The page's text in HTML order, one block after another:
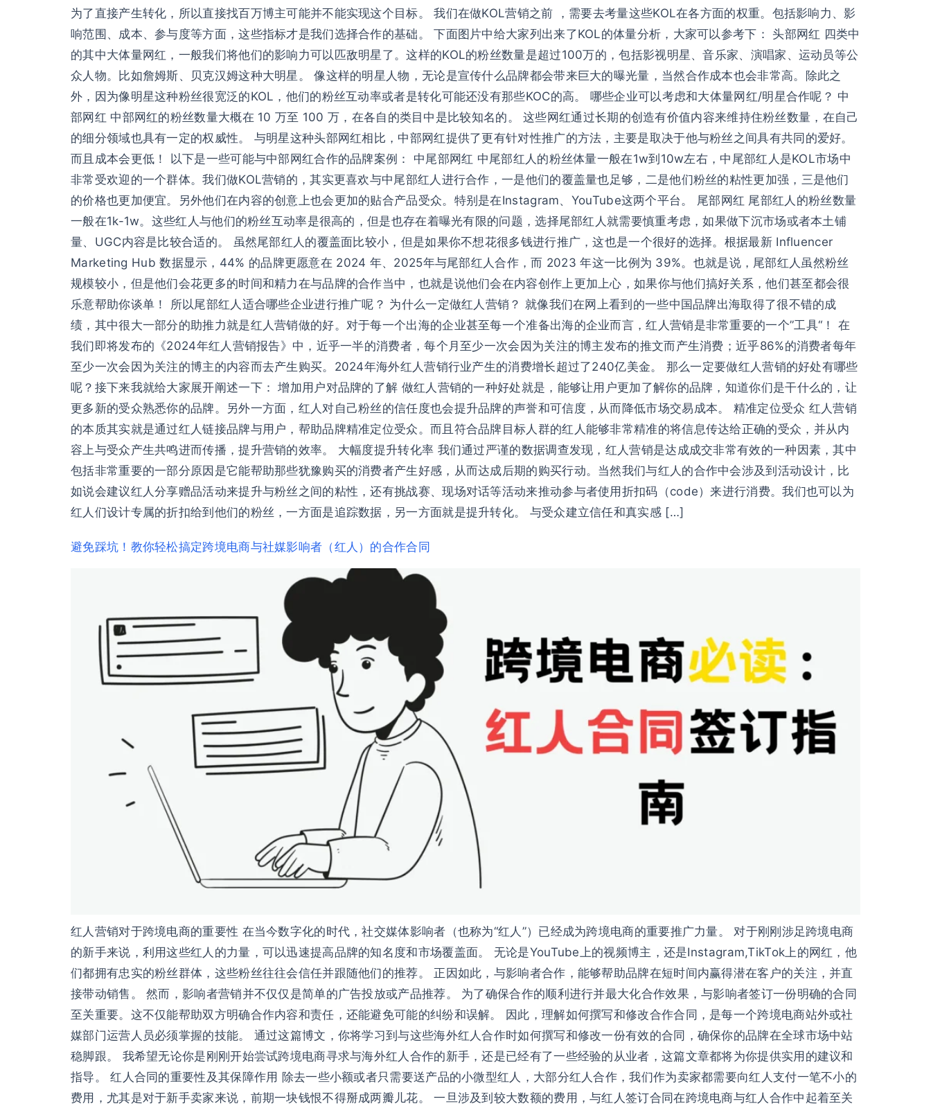
为了直接产生转化，所以直接找百万博主可能并不能实现这个目标。 我们在做KOL营销之前 ，需要去考量这些KOL在各方面的权重。包括影响力、影
响范围、成本、参与度等方面，这些指标才是我们选择合作的基础。 下面图片中给大家列出来了KOL的体量分析，大家可以参考下： 头部网红 四类中
的其中大体量网红，一般我们将他们的影响力可以匹敌明星了。这样的KOL的粉丝数量是超过100万的，包括影视明星、音乐家、演唱家、运动员等公
众人物。比如詹姆斯、贝克汉姆这种大明星。 像这样的明星人物，无论是宣传什么品牌都会带来巨大的曝光量，当然合作成本也会非常高。除此之
外，因为像明星这种粉丝很宽泛的KOL，他们的粉丝互动率或者是转化可能还没有那些KOC的高。 哪些企业可以考虑和大体量网红/明星合作呢？ 中
部网红 中部网红的粉丝数量大概在 10 万至 100 万，在各自的类目中是比较知名的。 这些网红通过长期的创造有价值内容来维持住粉丝数量，在自己
的细分领域也具有一定的权威性。 与明星这种头部网红相比，中部网红提供了更有针对性推广的方法，主要是取决于他与粉丝之间具有共同的爱好。
而且成本会更低！ 以下是一些可能与中部网红合作的品牌案例： 中尾部网红 中尾部红人的粉丝体量一般在1w到10w左右，中尾部红人是KOL市场中
非常受欢迎的一个群体。我们做KOL营销的，其实更喜欢与中尾部红人进行合作，一是他们的覆盖量也足够，二是他们粉丝的粘性更加强，三是他们
的价格也更加便宜。另外他们在内容的创意上也会更加的贴合产品受众。特别是在Instagram、YouTube这两个平台。 尾部网红 尾部红人的粉丝数量
一般在1k-1w。这些红人与他们的粉丝互动率是很高的，但是也存在着曝光有限的问题，选择尾部红人就需要慎重考虑，如果做下沉市场或者本土铺
量、UGC内容是比较合适的。 虽然尾部红人的覆盖面比较小，但是如果你不想花很多钱进行推广，这也是一个很好的选择。根据最新 Influencer
Marketing Hub 数据显示，44% 的品牌更愿意在 2024 年、2025年与尾部红人合作，而 2023 年这一比例为 39%。也就是说，尾部红人虽然粉丝
规模较小，但是他们会花更多的时间和精力在与品牌的合作当中，也就是说他们会在内容创作上更加上心，如果你与他们搞好关系，他们甚至都会很
乐意帮助你谈单！ 所以尾部红人适合哪些企业进行推广呢？ 为什么一定做红人营销？ 就像我们在网上看到的一些中国品牌出海取得了很不错的成
绩，其中很大一部分的助推力就是红人营销做的好。对于每一个出海的企业甚至每一个准备出海的企业而言，红人营销是非常重要的一个”工具“！ 在
我们即将发布的《2024年红人营销报告》中，近乎一半的消费者，每个月至少一次会因为关注的博主发布的推文而产生消费；近乎86%的消费者每年
至少一次会因为关注的博主的内容而去产生购买。2024年海外红人营销行业产生的消费增长超过了240亿美金。 那么一定要做红人营销的好处有哪些
呢？接下来我就给大家展开阐述一下： 增加用户对品牌的了解 做红人营销的一种好处就是，能够让用户更加了解你的品牌，知道你们是干什么的，让
更多新的受众熟悉你的品牌。另外一方面，红人对自己粉丝的信任度也会提升品牌的声誉和可信度，从而降低市场交易成本。 精准定位受众 红人营销
的本质其实就是通过红人链接品牌与用户，帮助品牌精准定位受众。而且符合品牌目标人群的红人能够非常精准的将信息传达给正确的受众，并从内
容上与受众产生共鸣进而传播，提升营销的效率。 大幅度提升转化率 我们通过严谨的数据调查发现，红人营销是达成成交非常有效的一种因素，其中
包括非常重要的一部分原因是它能帮助那些犹豫购买的消费者产生好感，从而达成后期的购买行动。当然我们与红人的合作中会涉及到活动设计，比
如说会建议红人分享赠品活动来提升与粉丝之间的粘性，还有挑战赛、现场对话等活动来推动参与者使用折扣码（code）来进行消费。我们也可以为
红人们设计专属的折扣给到他们的粉丝，一方面是追踪数据，另一方面就是提升转化。 与受众建立信任和真实感 […]
避免踩坑！教你轻松搞定跨境电商与社媒影响者（红人）的合作合同
红人营销对于跨境电商的重要性 在当今数字化的时代，社交媒体影响者（也称为“红人”）已经成为跨境电商的重要推广力量。 对于刚刚涉足跨境电商
的新手来说，利用这些红人的力量，可以迅速提高品牌的知名度和市场覆盖面。 无论是YouTube上的视频博主，还是Instagram,TikTok上的网红，他
们都拥有忠实的粉丝群体，这些粉丝往往会信任并跟随他们的推荐。 正因如此，与影响者合作，能够帮助品牌在短时间内赢得潜在客户的关注，并直
接带动销售。 然而，影响者营销并不仅仅是简单的广告投放或产品推荐。 为了确保合作的顺利进行并最大化合作效果，与影响者签订一份明确的合同
至关重要。这不仅能帮助双方明确合作内容和责任，还能避免可能的纠纷和误解。 因此，理解如何撰写和修改合作合同，是每一个跨境电商站外或社
媒部门运营人员必须掌握的技能。 通过这篇博文，你将学习到与这些海外红人合作时如何撰写和修改一份有效的合同，确保你的品牌在全球市场中站
稳脚跟。 我希望无论你是刚刚开始尝试跨境电商寻求与海外红人合作的新手，还是已经有了一些经验的从业者，这篇文章都将为你提供实用的建议和
指导。 红人合同的重要性及其保障作用 除去一些小额或者只需要送产品的小微型红人，大部分红人合作，我们作为卖家都需要向红人支付一笔不小的
费用，尤其是对于新手卖家来说，前期一块钱恨不得掰成两瓣儿花。 一旦涉及到较大数额的费用，与红人签订合同在跨境电商与红人合作中起着至关